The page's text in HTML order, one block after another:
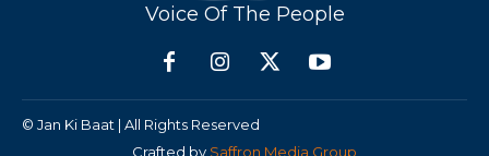
Voice Of The People
© Jan Ki Baat | All Rights Reserved
Crafted by Saffron Media Group